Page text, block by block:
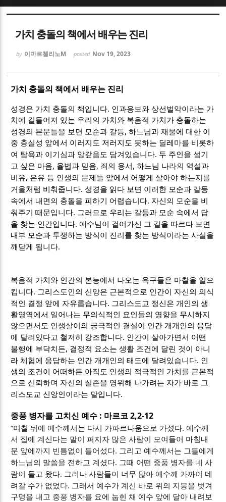
가치 충돌의 책에서 배우는 진리
by 이마르첼리노M posted Nov 19, 2023
가치 충돌의 책에서 배우는 진리
성경은 가치 충돌의 책입니다. 인과응보와 상선벌악이라는 가
치에 길들어져 있는 우리의 가치와 복음적 가치가 충돌하는
성경의 본문들을 보면 모순과 갈등,하느님과 재물에 대한 이
중 충실성 앞에서 이러지도 저러지도 못하는 딜레마를 비롯하
여 탐욕과 이기심과 앙갚음도 담겨있습니다. 두 주인을 섬기
고 싶은 마음, 율법과 믿음, 죄의 용서 ,하느님 나라의 역설과
비유, 은유 등 인생의 문제들 앞에서 어떻게 살아야 하는지를
거울처럼 비춰줍니다. 성경을 읽다 보면 이러한 모순과 갈등
속에서 내면의 충돌을 피하기 어렵습니다. 자신의 모순을 비
춰주기 때문입니다. 그러므로 우리는 갈등과 모순 속에서 답
을 찾는 인간입니다.예수님이 걸어가신 그 길을 따르다 보면
내부 모순과 투쟁하는 방식이 진리를 찾는 방식이라는 사실을
깨닫게 됩니다.
복음적 가치와 인간의 본능에서 나오는 욕구들은 마찰을 일으
킵니다. 그리스도인의 신앙은 근본적으로 인간이 자신의 의식
적인 결정 앞에 자유롭습니다. 그리스도교 정신은 개인의 생
활영역에서 일어나는 무의식적인 요인들의 영향을 무시하지
않으면서도 인생살이의 궁극적인 결실이 인간 개개인의 응답
에 달려있다고 철저히 강조합니다. 인간이 살아가면서 어떤
불행에 부닥치든, 결정적 요소는 생활 조건에 달린 것이 아니
라 체험에 응답하는 인간 개개인의 태도에 달려있습니다. 인
생의 조건이 어떠하든 아직도 인생의 적극적인 가치를 근본적
으로 신뢰하며 자신의 실존을 영위해 나가려는 자가 바로 그
리스도교 신앙인이라는 말입니다.
중풍 병자를 고치신 예수 : 마르코2,2-12
“며칠 뒤에 예수께서는 다시 가파르나움으로 가셨다.예수께
서 집에 계신다는 말이 퍼지자 많은 사람이 모여들어 마침내
문 앞에까지 빈틈없이 들어섰다. 그리고 예수께서는 그들에게
하느님의 말씀을 전하고 계셨다. 그때 어떤 중풍 병자를 네 사
람이 들고 왔다. 그러나 사람들이 너무 많아 예수께 가까이 데
려갈 수가 없었다. 그래서 예수가 계신 바로 위의 지붕을 벗겨
구멍을 내고 중풍 병자를 요에 눕힌 채 예수 앞에 달아 내려보
Sketchbook5, 스케치북5
Sketchbook5, 스케치북5
Sketchbook5, 스케치북5
Sketchbook5, 스케치북5